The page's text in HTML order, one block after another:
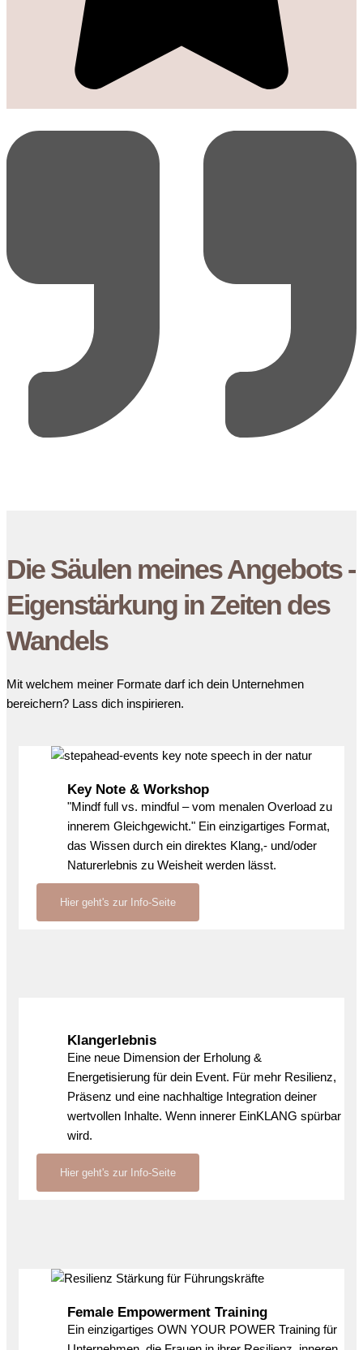
Die Säulen meines Angebots -
Eigenstärkung in Zeiten des
Wandels
Mit welchem meiner Formate darf ich dein Unternehmen
bereichern? Lass dich inspirieren.
Key Note & Workshop
"Mindf full vs. mindful – vom menalen Overload zu
innerem Gleichgewicht." Ein einzigartiges Format,
das Wissen durch ein direktes Klang,- und/oder
Naturerlebnis zu Weisheit werden lässt.
Hier geht's zur Info-Seite
Klangerlebnis
Eine neue Dimension der Erholung &
Energetisierung für dein Event. Für mehr Resilienz,
Präsenz und eine nachhaltige Integration deiner
wertvollen Inhalte. Wenn innerer EinKLANG spürbar
wird.
Hier geht's zur Info-Seite
Female Empowerment Training
Ein einzigartiges OWN YOUR POWER Training für